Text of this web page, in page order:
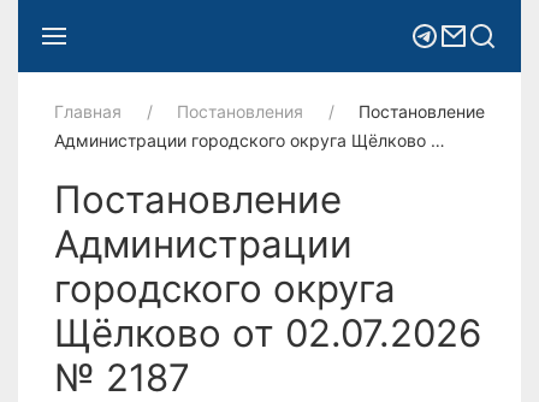
Главная Постановления
Постановление
Администрации городского округа Щёлково …
Постановление
Администрации
городского округа
Щёлково от 02.07.2026
№ 2187